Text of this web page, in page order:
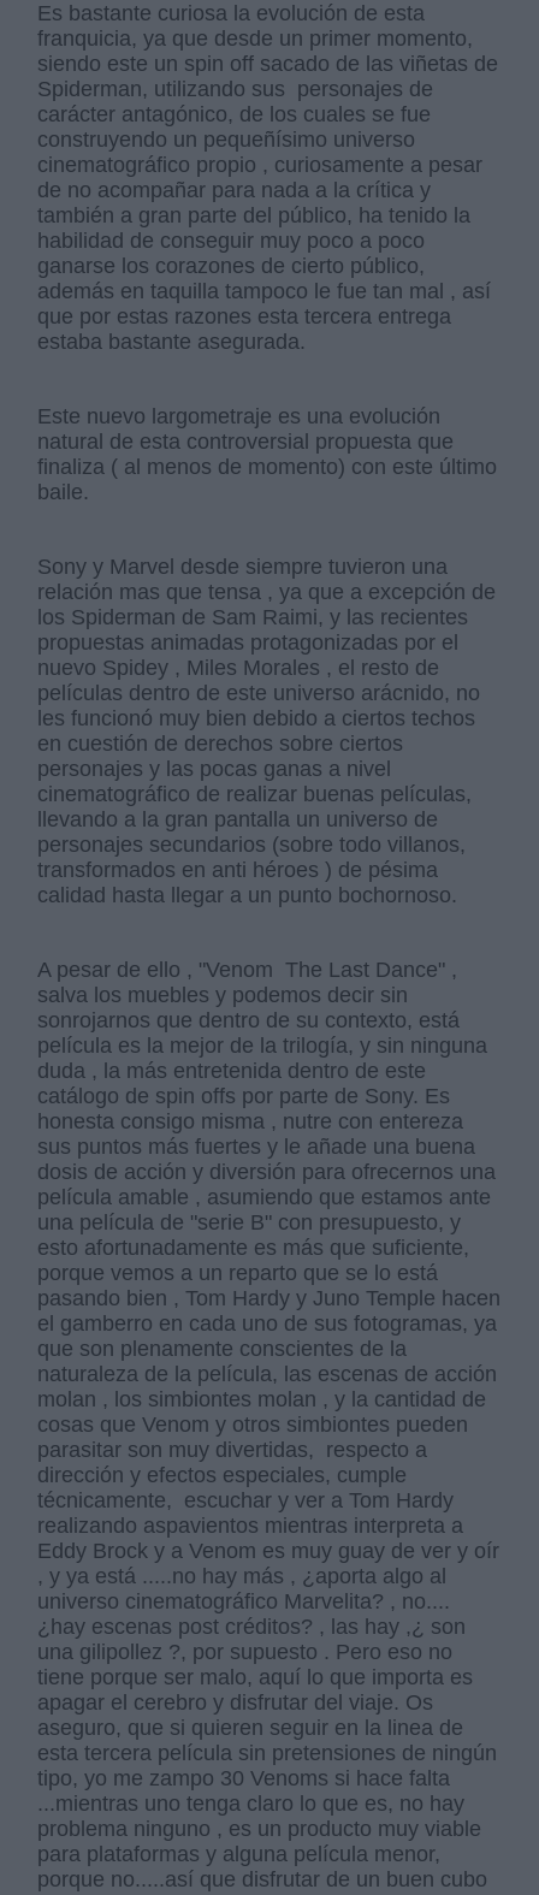
Es bastante curiosa la evolución de esta
franquicia, ya que desde un primer momento,
siendo este un spin off sacado de las viñetas de
Spiderman, utilizando sus personajes de
carácter antagónico, de los cuales se fue
construyendo un pequeñísimo universo
cinematográfico propio , curiosamente a pesar
de no acompañar para nada a la crítica y
también a gran parte del público, ha tenido la
habilidad de conseguir muy poco a poco
ganarse los corazones de cierto público,
además en taquilla tampoco le fue tan mal , así
que por estas razones esta tercera entrega
estaba bastante asegurada.
Este nuevo largometraje es una evolución
natural de esta controversial propuesta que
finaliza ( al menos de momento) con este último
baile.
Sony y Marvel desde siempre tuvieron una
relación mas que tensa , ya que a excepción de
los Spiderman de Sam Raimi, y las recientes
propuestas animadas protagonizadas por el
nuevo Spidey , Miles Morales , el resto de
películas dentro de este universo arácnido, no
les funcionó muy bien debido a ciertos techos
en cuestión de derechos sobre ciertos
personajes y las pocas ganas a nivel
cinematográfico de realizar buenas películas,
llevando a la gran pantalla un universo de
personajes secundarios (sobre todo villanos,
transformados en anti héroes ) de pésima
calidad hasta llegar a un punto bochornoso.
A pesar de ello , "Venom The Last Dance" ,
salva los muebles y podemos decir sin
sonrojarnos que dentro de su contexto, está
película es la mejor de la trilogía, y sin ninguna
duda , la más entretenida dentro de este
catálogo de spin offs por parte de Sony. Es
honesta consigo misma , nutre con entereza
sus puntos más fuertes y le añade una buena
dosis de acción y diversión para ofrecernos una
película amable , asumiendo que estamos ante
una película de "serie B" con presupuesto, y
esto afortunadamente es más que suficiente,
porque vemos a un reparto que se lo está
pasando bien , Tom Hardy y Juno Temple hacen
el gamberro en cada uno de sus fotogramas, ya
que son plenamente conscientes de la
naturaleza de la película, las escenas de acción
molan , los simbiontes molan , y la cantidad de
cosas que Venom y otros simbiontes pueden
parasitar son muy divertidas, respecto a
dirección y efectos especiales, cumple
técnicamente, escuchar y ver a Tom Hardy
realizando aspavientos mientras interpreta a
Eddy Brock y a Venom es muy guay de ver y oír
, y ya está .....no hay más , ¿aporta algo al
universo cinematográfico Marvelita? , no....
¿hay escenas post créditos? , las hay ,¿ son
una gilipollez ?, por supuesto . Pero eso no
tiene porque ser malo, aquí lo que importa es
apagar el cerebro y disfrutar del viaje. Os
aseguro, que si quieren seguir en la linea de
esta tercera película sin pretensiones de ningún
tipo, yo me zampo 30 Venoms si hace falta
...mientras uno tenga claro lo que es, no hay
problema ninguno , es un producto muy viable
para plataformas y alguna película menor,
porque no.....así que disfrutar de un buen cubo